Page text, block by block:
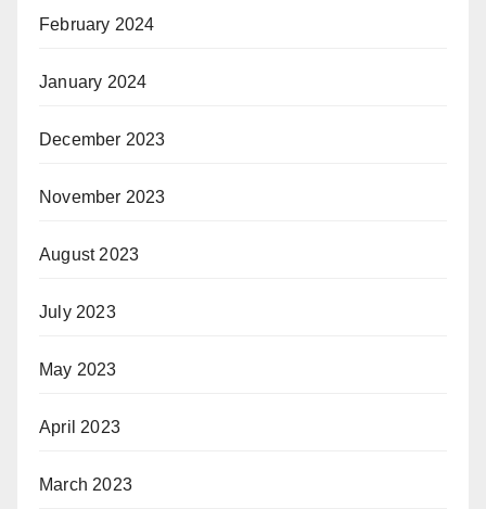
February 2024
January 2024
December 2023
November 2023
August 2023
July 2023
May 2023
April 2023
March 2023